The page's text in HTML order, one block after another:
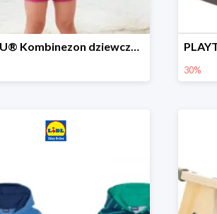
LUPILU® Kombinezon dziewczęcy z bawełny
30%